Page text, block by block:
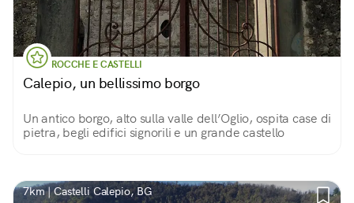
ROCCHE E CASTELLI
Calepio, un bellissimo borgo
Un antico borgo, alto sulla valle dell’Oglio, ospita case di
pietra, begli edifici signorili e un grande castello
7km | Castelli Calepio, BG